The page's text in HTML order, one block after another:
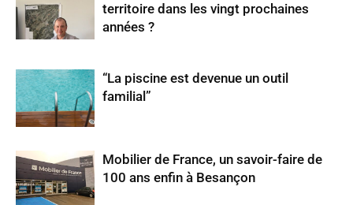
territoire dans les vingt prochaines
années ?
“La piscine est devenue un outil
familial”
Mobilier de France, un savoir-faire de
100 ans enfin à Besançon